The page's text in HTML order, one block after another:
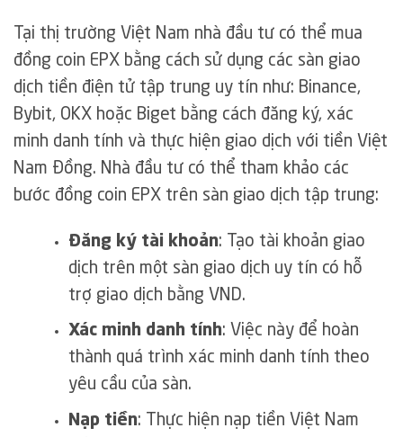
Tại thị trường Việt Nam nhà đầu tư có thể mua
đồng coin EPX bằng cách sử dụng các sàn giao
dịch tiền điện tử tập trung uy tín như: Binance,
Bybit, OKX hoặc Biget bằng cách đăng ký, xác
minh danh tính và thực hiện giao dịch với tiền Việt
Nam Đồng. Nhà đầu tư có thể tham khảo các
bước đồng coin EPX trên sàn giao dịch tập trung:
Đăng ký tài khoản: Tạo tài khoản giao
dịch trên một sàn giao dịch uy tín có hỗ
trợ giao dịch bằng VND.
Xác minh danh tính: Việc này để hoàn
thành quá trình xác minh danh tính theo
yêu cầu của sàn.
Nạp tiền: Thực hiện nạp tiền Việt Nam